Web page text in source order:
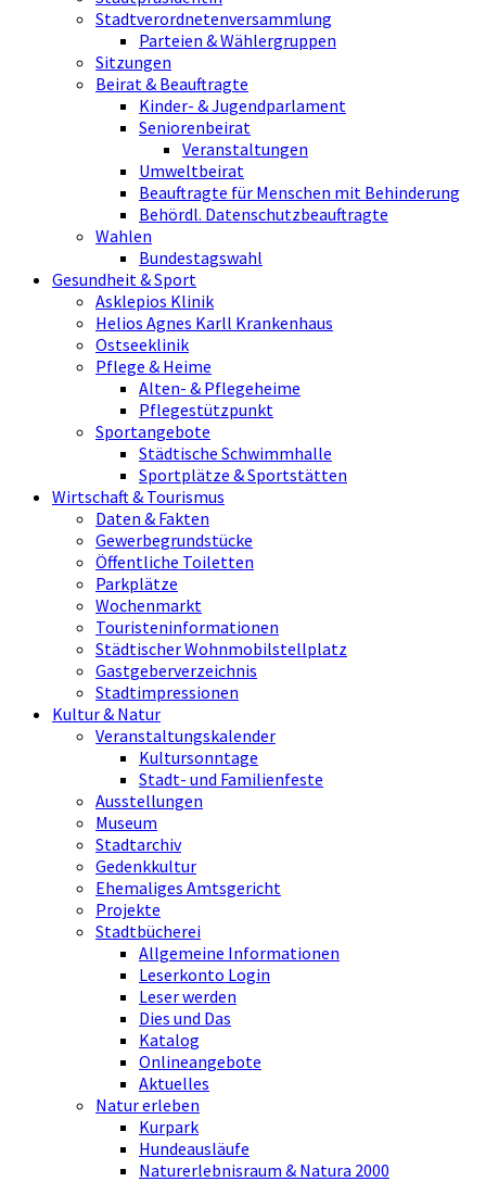
Stadtverordnetenversammlung
Parteien & Wählergruppen
Sitzungen
Beirat & Beauftragte
Kinder- & Jugendparlament
Seniorenbeirat
Veranstaltungen
Umweltbeirat
Beauftragte für Menschen mit Behinderung
Behördl. Datenschutzbeauftragte
Wahlen
Bundestagswahl
Gesundheit & Sport
Asklepios Klinik
Helios Agnes Karll Krankenhaus
Ostseeklinik
Pflege & Heime
Alten- & Pflegeheime
Pflegestützpunkt
Sportangebote
Städtische Schwimmhalle
Sportplätze & Sportstätten
Wirtschaft & Tourismus
Daten & Fakten
Gewerbegrundstücke
Öffentliche Toiletten
Parkplätze
Wochenmarkt
Touristeninformationen
Städtischer Wohnmobilstellplatz
Gastgeberverzeichnis
Stadtimpressionen
Kultur & Natur
Veranstaltungskalender
Kultursonntage
Stadt- und Familienfeste
Ausstellungen
Museum
Stadtarchiv
Gedenkkultur
Ehemaliges Amtsgericht
Projekte
Stadtbücherei
Allgemeine Informationen
Leserkonto Login
Leser werden
Dies und Das
Katalog
Onlineangebote
Aktuelles
Natur erleben
Kurpark
Hundeausläufe
Naturerlebnisraum & Natura 2000